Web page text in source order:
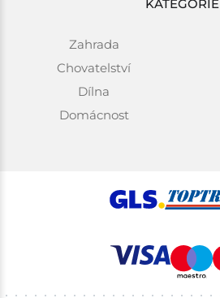
KATEGORIE
Zahrada
Chovatelství
Dílna
Domácnost